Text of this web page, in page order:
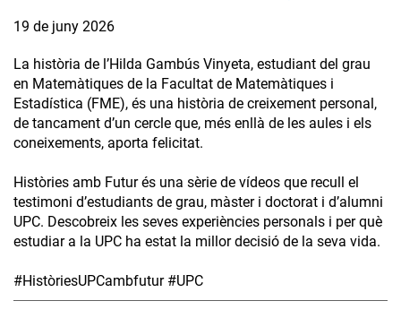
19 de juny 2026
La història de l’Hilda Gambús Vinyeta, estudiant del grau
en Matemàtiques de la Facultat de Matemàtiques i
Estadística (FME), és una història de creixement personal,
de tancament d’un cercle que, més enllà de les aules i els
coneixements, aporta felicitat.
Històries amb Futur és una sèrie de vídeos que recull el
testimoni d’estudiants de grau, màster i doctorat i d’alumni
UPC. Descobreix les seves experiències personals i per què
estudiar a la UPC ha estat la millor decisió de la seva vida.
#HistòriesUPCambfutur #UPC